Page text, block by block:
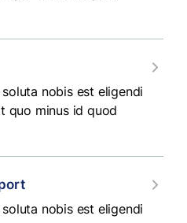
nobis est eligendi
quo minus id quod
nobis est eligendi